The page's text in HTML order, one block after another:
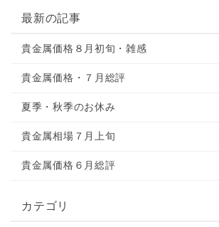
最新の記事
貴金属価格８月初旬・雑感
貴金属価格・７月総評
夏季・秋季のお休み
貴金属相場７月上旬
貴金属価格６月総評
カテゴリ